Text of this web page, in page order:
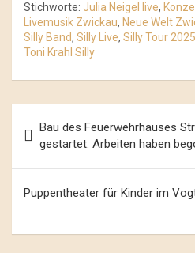
Stichworte: Julia Neigel live,
Livemusik Zwickau, Neue Welt
Silly Band, Silly Live, Silly Tour 2025
Toni Krahl Silly
Navigation
Bau des Feuerwehrhauses
gestartet: Arbeiten haben
Puppentheater für Kinder im